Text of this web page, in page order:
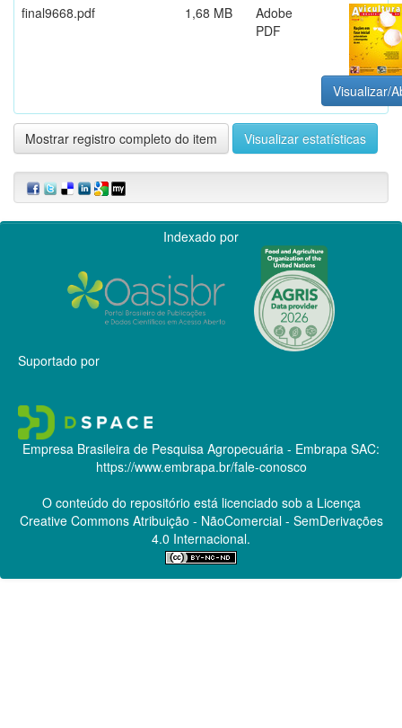
final9668.pdf
1,68 MB
Adobe
PDF
Visualizar/
Mostrar registro completo do item Visualizar estatísticas
Indexado por
Suportado por
Empresa Brasileira de Pesquisa Agropecuária - Embrapa SAC:
https://www.embrapa.br/fale-conosco
O conteúdo do repositório está licenciado sob a Licença
Creative CommonsAtribuição - NãoComercial - SemDerivações
4.0 Internacional.